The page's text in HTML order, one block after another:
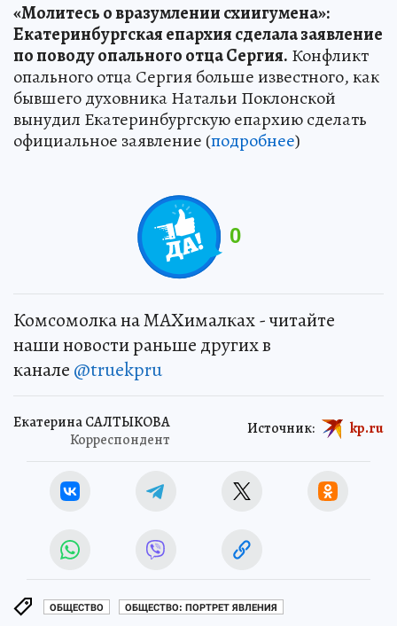
«Молитесь о вразумлении схиигумена»:
Екатеринбургская епархия сделала заявление
по поводу опального отца Сергия. Конфликт
опального отца Сергия больше известного, как
бывшего духовника Натальи Поклонской
вынудил Екатеринбургскую епархию сделать
официальное заявление (подробнее)
0
Комсомолка на MAXималках - читайте
наши новости раньше других в
канале @truekpru
Екатерина САЛТЫКОВА
Корреспондент
Источник: kp.ru
ОБЩЕСТВО ОБЩЕСТВО: ПОРТРЕТ ЯВЛЕНИЯ